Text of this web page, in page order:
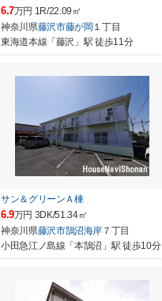
6.7万円 1R/22.09㎡
神奈川県藤沢市藤が岡 １丁目
東海道本線「藤沢」駅 徒歩11分
サン＆グリーンＡ棟
6.9万円 3DK/51.34㎡
神奈川県藤沢市鵠沼海岸 ７丁目
小田急江ノ島線「本鵠沼」駅 徒歩10分